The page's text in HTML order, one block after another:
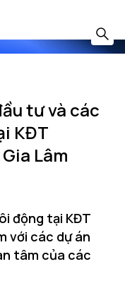
tư và các
KĐT
Lâm
động tại KĐT
với các dự án
tâm của các